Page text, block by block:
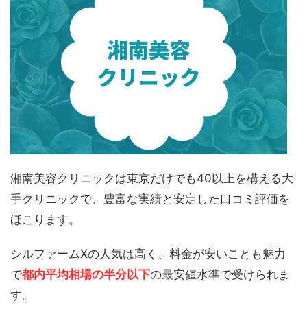
湘南美容クリニックは東京だけでも40以上を構える大
手クリニックで、豊富な実績と安定した口コミ評価を
ほこります。
シルファームXの人気は高く、料金が安いことも魅力
で都内平均相場の半分以下の最安値水準で受けられま
す。